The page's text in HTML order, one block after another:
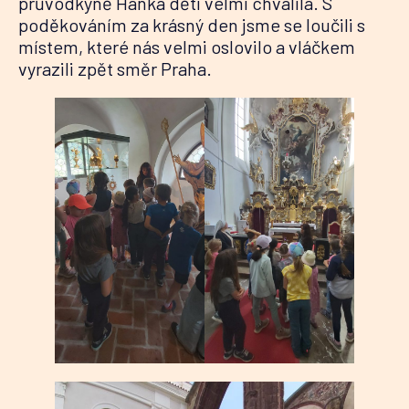
poděkováním za krásný den jsme se loučili s
místem, které nás velmi oslovilo a vláčkem
vyrazili zpět směr Praha.